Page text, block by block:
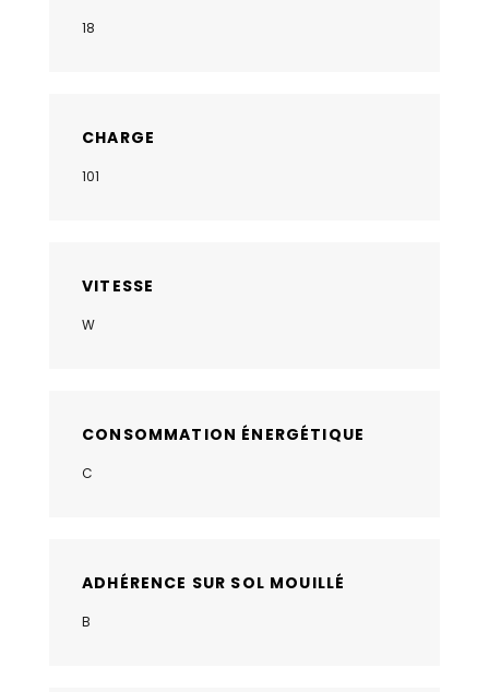
18
CHARGE
101
VITESSE
W
CONSOMMATION ÉNERGÉTIQUE
C
ADHÉRENCE SUR SOL MOUILLÉ
B